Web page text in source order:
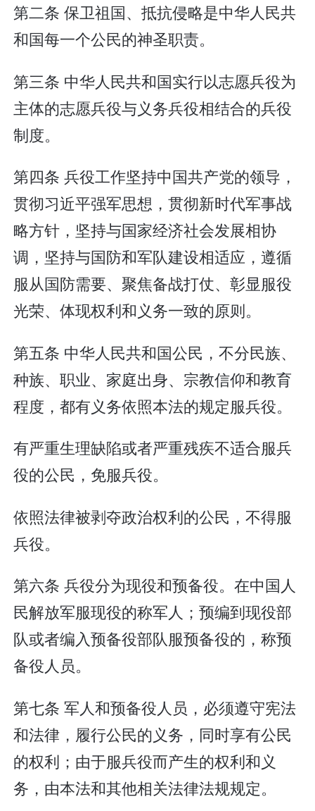
第二条 保卫祖国、抵抗侵略是中华人民共
和国每一个公民的神圣职责。
第三条 中华人民共和国实行以志愿兵役为
主体的志愿兵役与义务兵役相结合的兵役
制度。
第四条 兵役工作坚持中国共产党的领导，
贯彻习近平强军思想，贯彻新时代军事战
略方针，坚持与国家经济社会发展相协
调，坚持与国防和军队建设相适应，遵循
服从国防需要、聚焦备战打仗、彰显服役
光荣、体现权利和义务一致的原则。
第五条 中华人民共和国公民，不分民族、
种族、职业、家庭出身、宗教信仰和教育
程度，都有义务依照本法的规定服兵役。
有严重生理缺陷或者严重残疾不适合服兵
役的公民，免服兵役。
依照法律被剥夺政治权利的公民，不得服
兵役。
第六条 兵役分为现役和预备役。在中国人
民解放军服现役的称军人；预编到现役部
队或者编入预备役部队服预备役的，称预
备役人员。
第七条 军人和预备役人员，必须遵守宪法
和法律，履行公民的义务，同时享有公民
的权利；由于服兵役而产生的权利和义
务，由本法和其他相关法律法规规定。